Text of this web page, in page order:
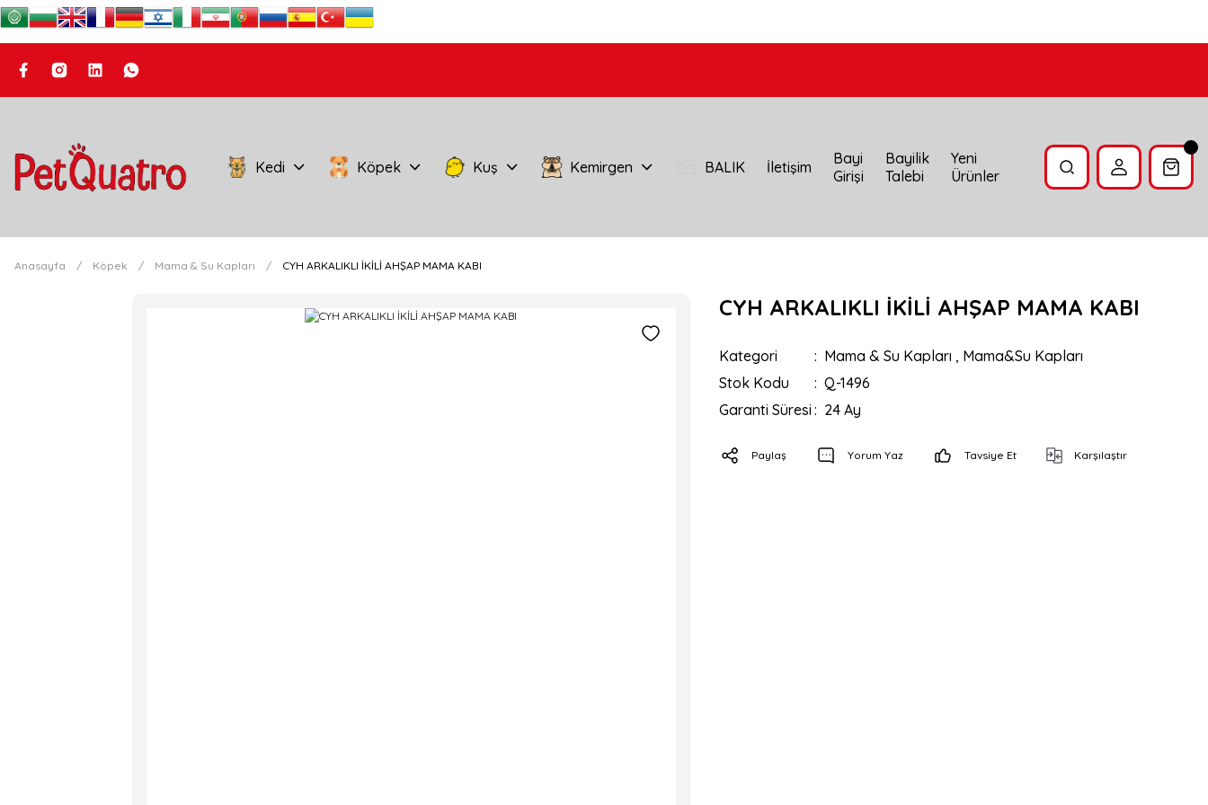
Kedi Köpek Kuş Kemirgen BALIK İletişim
Bayi
Girişi
Bayilik
Talebi
Yeni
Ürünler
Anasayfa Köpek Mama & Su Kapları CYH ARKALIKLI İKİLİ AHŞAP MAMA KABI
CYH ARKALIKLI İKİLİ AHŞAP MAMA KABI
Kategori Mama & Su Kapları , Mama&Su Kapları
Stok Kodu
Q-1496
Garanti Süresi
24 Ay
Paylaş Yorum Yaz Tavsiye Et Karşılaştır